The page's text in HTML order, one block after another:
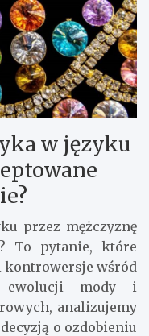
w języku
przez mężczyznę
To pytanie, które
kontrowersje wśród
ewolucji mody i
analizujemy
o ozdobieniu